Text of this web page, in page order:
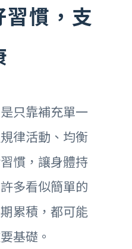
慣，支
只靠補充單一
律活動、均衡
慣，讓身體持
多看似簡單的
累積，都可能
基礎。